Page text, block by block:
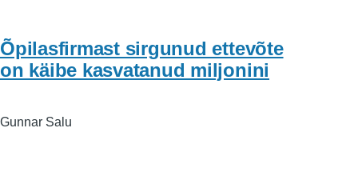
Õpilasfirmast sirgunud ettevõte
on käibe kasvatanud miljonini
Gunnar Salu